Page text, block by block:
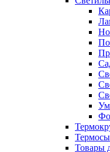
Термосы
Товары